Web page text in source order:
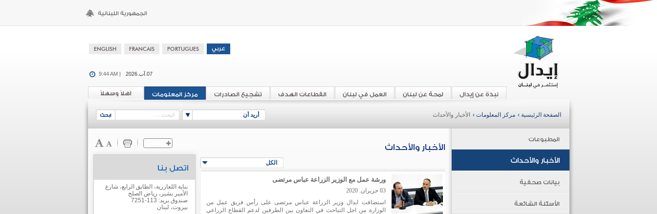
07.آب.2026 9:44 AM |
اهلاً وسهلاً مركز المعلومات تشجيع الصادرات القطاعات الهدف العمل في لبنان لمحة عن لبنان نبذة عن إيدال
أريد أن الصفحة الرئيسية › مركز المعلومات › الأخبار والأحداث
المطبوعات
الأخبار والأحداث
بيانات صحفية
الأسئلة الشائعة
الأخبار والأحداث
الكل
ورشة عمل مع الوزير الزراعة عباس مرتضى
03 حزيران. 2020
استضافت ايدال وزير الزراعة عباس مرتضى على رأس فريق عمل من
الوزارة من اجل التباحث في التعاون بين الطرفين لدعم القطاع الزراعي
اتصل بنا
بناية اللعازرية، الطابق الرابع، شارع
الأمير بشير، رياض الصلح
صندوق بريد: 113-7251
بيروت، لبنان